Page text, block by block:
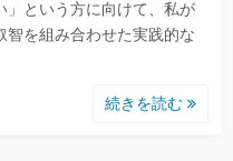
」という方に向けて、私が
智を組み合わせた実践的な
続きを読む